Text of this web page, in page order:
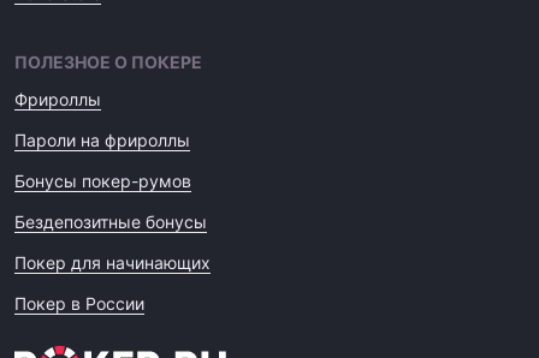
ПОЛЕЗНОЕ О ПОКЕРЕ
Фрироллы
Пароли на фрироллы
Бонусы покер-румов
Бездепозитные бонусы
Покер для начинающих
Покер в России